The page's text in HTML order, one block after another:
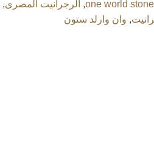
one world stone
, الرجرانيت المصرى,
, وان وارلد ستون